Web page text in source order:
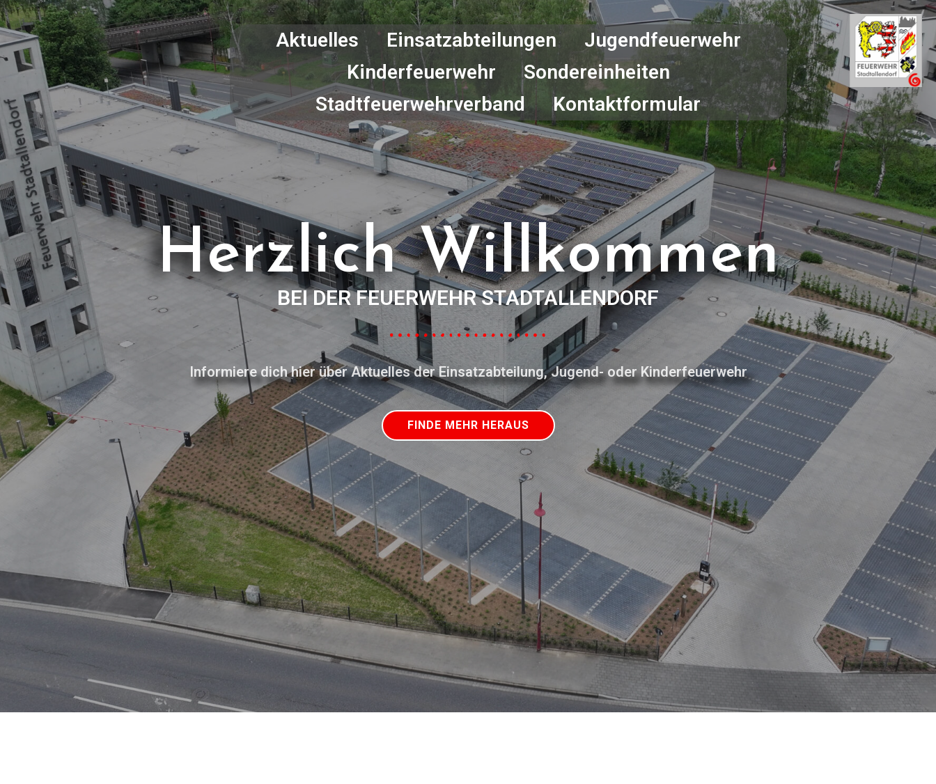
Aktuelles Einsatzabteilungen
Jugendfeuerwehr
Kinderfeuerwehr
Sondereinheiten
Stadtfeuerwehrverband
Kontaktformular
Herzlich Willkommen
BEI DER FEUERWEHR STADTALLENDORF
Informiere dich hier über Aktuelles der Einsatzabteilung, Jugend- oder Kinderfeuerwehr
FINDE MEHR HERAUS